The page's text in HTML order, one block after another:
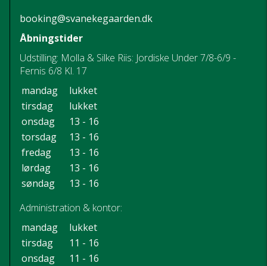
booking@svanekegaarden.dk
Åbningstider
Udstilling: Molla & Silke Riis: Jordiske Under 7/8-6/9 -
Fernis 6/8 Kl. 17
mandag
lukket
tirsdag
lukket
onsdag
13 - 16
torsdag
13 - 16
fredag
13 - 16
lørdag
13 - 16
søndag
13 - 16
Administration & kontor:
mandag
lukket
tirsdag
11 - 16
onsdag
11 - 16